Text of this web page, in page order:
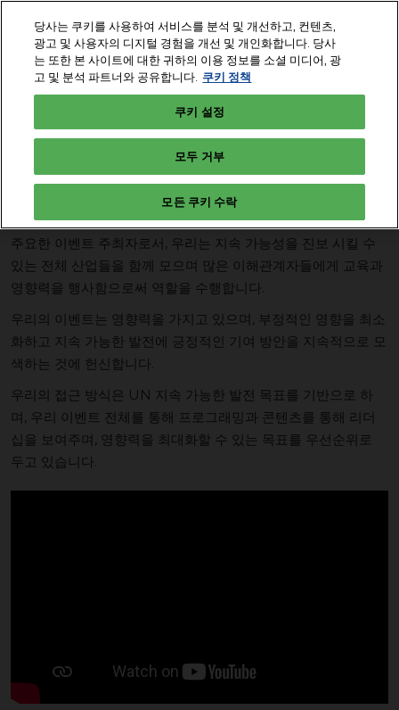
2027년 10월 19-22일
부산, 벡스코
지속 가능한 이벤트를
위한 RX의 서약문
주요한 이벤트 주최자로서, 우리는 지속 가능성을 진보 시킬 수
있는 전체 산업들을 함께 모으며 많은 이해관계자들에게 교육과
영향력을 행사함으로써 역할을 수행합니다.
우리의 이벤트는 영향력을 가지고 있으며, 부정적인 영향을 최소
화하고 지속 가능한 발전에 긍정적인 기여 방안을 지속적으로 모
색하는 것에 헌신합니다.
우리의 접근 방식은 UN 지속 가능한 발전 목표를 기반으로 하
며, 우리 이벤트 전체를 통해 프로그래밍과 콘텐츠를 통해 리더
십을 보여주며, 영향력을 최대화할 수 있는 목표를 우선순위로
두고 있습니다.
당사는 쿠키를 사용하여 서비스를 분석 및 개선하고, 컨텐츠,
광고 및 사용자의 디지털 경험을 개선 및 개인화합니다. 당사
는 또한 본 사이트에 대한 귀하의 이용 정보를 소셜 미디어, 광
고 및 분석 파트너와 공유합니다. 쿠키 정책
쿠키 설정
모두 거부
모든 쿠키 수락